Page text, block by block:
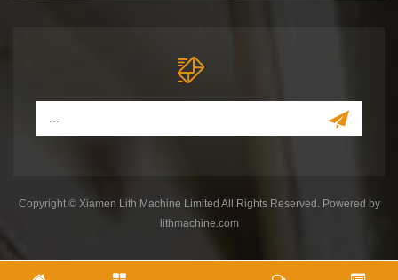
Copyright © Xiamen Lith Machine Limited All Rights Reserved. Powered by
lithmachine.com